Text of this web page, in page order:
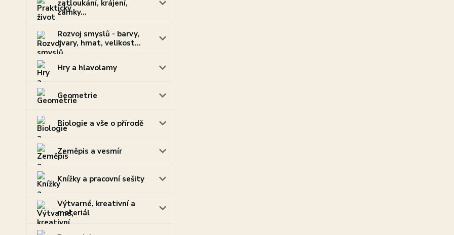
zatloukání, krájení,
zámky...
Rozvoj smyslů - barvy,
tvary, hmat, velikost...
Hry a hlavolamy
Geometrie
Biologie a vše o přírodě
Zeměpis a vesmír
Knížky a pracovní sešity
Výtvarné, kreativní a
materiál